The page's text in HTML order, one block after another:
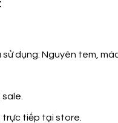
dụng: Nguyên tem,
sale.
trực tiếp tại store.